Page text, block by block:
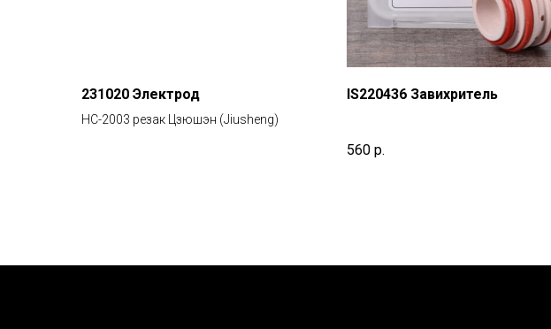
231020 Электрод
HC-2003 резак Цзюшэн (Jiusheng)
IS220436 Завихритель
560 р.